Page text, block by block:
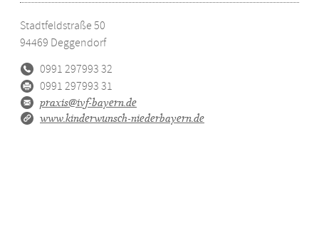
Stadtfeldstraße 50
94469 Deggendorf
0991 297993 32
0991 297993 31
praxis@ivf-bayern.de
www.kinderwunsch-niederbayern.de